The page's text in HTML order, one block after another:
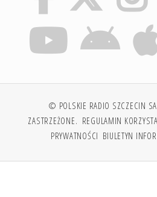
© POLSKIE RADIO SZCZECIN
ZASTRZEŻONE. REGULAMIN
PRYWATNOŚCI BIULETYN